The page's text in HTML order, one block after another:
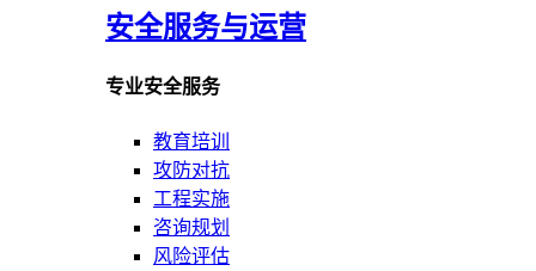
安全服务与运营
专业安全服务
教育培训
攻防对抗
工程实施
咨询规划
风险评估